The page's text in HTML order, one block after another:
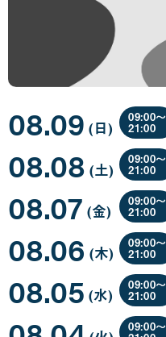
09:00〜
08.05
月
(水曜
日
)
09:00〜
21:00
08.06
月
06
日
(木曜
日
)
09:00〜
21:00
08.07
月
07
(金曜
日
)
09:00〜
21:00
08.08
月
08
(土曜
日
)
09:00〜
21:00
08.09
月
09
(日曜
日
)
09:00〜
21:00